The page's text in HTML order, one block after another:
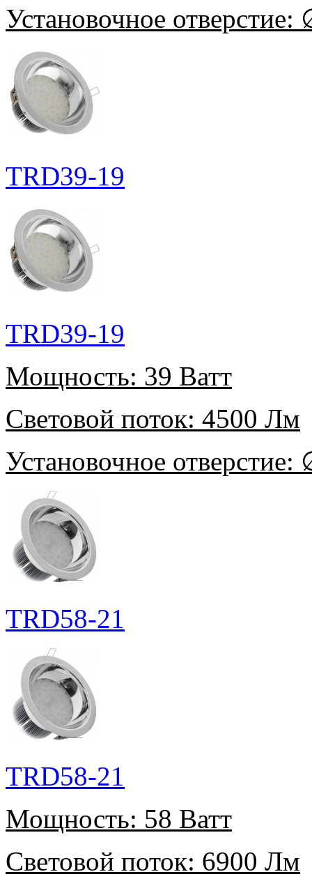
Установочное отверстие:
TRD39-19
TRD39-19
Мощность: 39 Ватт
Световой поток: 4500 Лм
Установочное отверстие:
TRD58-21
TRD58-21
Мощность: 58 Ватт
Световой поток: 6900 Лм